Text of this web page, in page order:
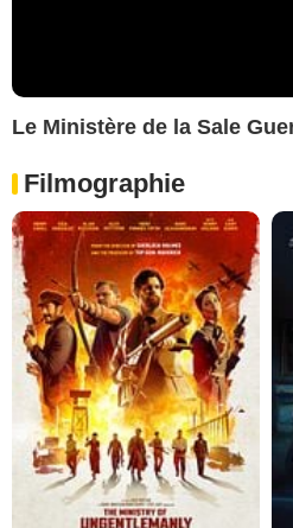
Le Ministère de la Sale
Filmographie